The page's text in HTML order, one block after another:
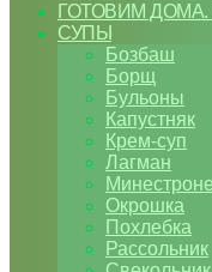
ГОТОВИМ
СУПЫ
Бозбаш
Борщ
Бульоны
Капустняк
Крем-суп
Лагман
Минестроне
Окрошка
Похлебка
Рассольник